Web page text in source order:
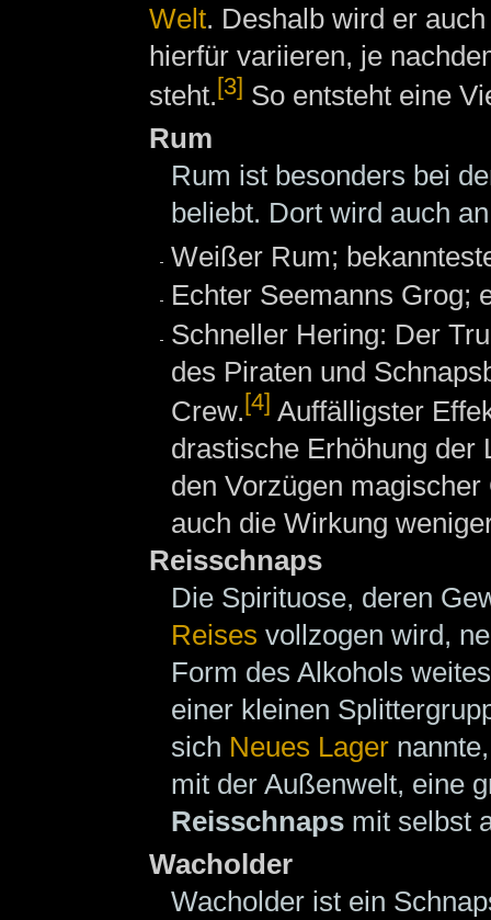
Welt. Deshalb wird er
hierfür variieren, je
steht. [3] So entsteht eine
Rum
Rum ist besonders bei
beliebt. Dort wird auch
Weißer Rum;
Echter Seemanns Grog;
Schneller Hering: Der
des Piraten und
Crew.[4] Auffälligster
drastische Erhöhung der
den Vorzügen
auch die Wirkung
Reisschnaps
Die Spirituose, deren
Reises vollzogen wird,
Form des Alkohols
einer kleinen
sich Neues Lager
mit der Außenwelt, eine
Reisschnaps mit selbst
Wacholder
Wacholder ist ein